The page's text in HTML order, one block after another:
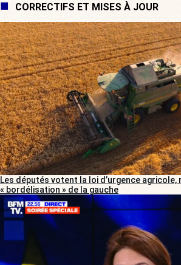
CORRECTIFS ET MISES À JOUR
Les députés votent la loi d’urgence agricole,
« bordélisation » de la gauche